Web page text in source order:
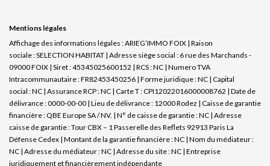
Mentions légales
Affichage des informations légales : ARIEG’IMMO FOIX | Raison
sociale : SELECTION HABITAT | Adresse siège social : 6 rue des Marchands -
09000 FOIX | Siret : 45345025600152 | RCS : NC | Numero TVA
Intracommunautaire : FR82453450256 | Forme juridique : NC | Capital
social : NC | Assurance RCP : NC | Carte T : CPI12022016000008762 | Date de
délivrance : 0000-00-00 | Lieu de délivrance : 12000 Rodez | Caisse de garantie
financière : QBE Europe SA / NV. | N° de caisse de garantie : NC | Adresse
caisse de garantie : Tour CBX – 1 Passerelle des Reflets 92913 Paris La
Défense Cedex | Montant de la garantie financière : NC | Nom du médiateur :
NC | Adresse du médiateur : NC | Adresse du site : NC | Entreprise
juridiquement et financièrement indépendante